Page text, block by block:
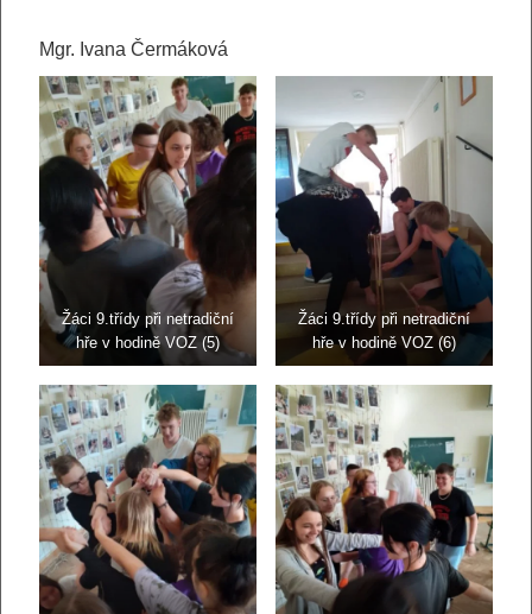
Mgr. Ivana Čermáková
Žáci 9.třídy při netradiční
hře v hodině VOZ (5)
Žáci 9.třídy při netradiční
hře v hodině VOZ (6)